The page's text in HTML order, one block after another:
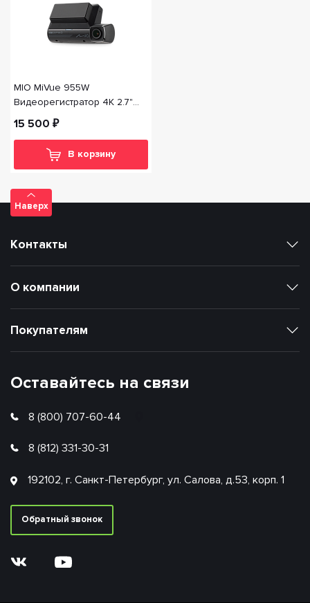
MIO MiVue 955W
Видеорегистратор 4K 2.7"
Wi-Fi GPS ьаза камер карта
до 256Гб
15 500 ₽
В корзину
Наверх
Оставайтесь на связи
8 (800) 707-60-44
8 (812) 331-30-31
192102, г. Санкт-Петербург, ул. Салова, д.53, корп. 1
Обратный звонок
Покупателям
О компании
Контакты